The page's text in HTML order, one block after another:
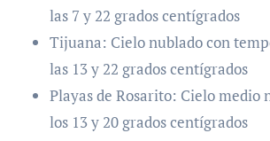
las 7 y 22 grados centígrados
Tijuana: Cielo nublado con
las 13 y 22 grados centígrados
Playas de Rosarito: Cielo medio
los 13 y 20 grados centígrados